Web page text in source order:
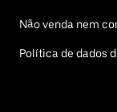
Não venda nem
Política de dados